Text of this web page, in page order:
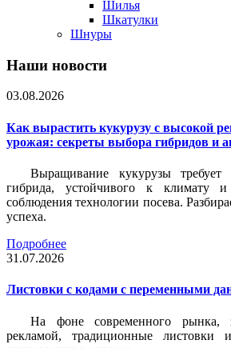
Шилья
Шкатулки
Шнуры
Наши новости
03.08.2026
Как вырастить кукурузу с высокой
урожая: секреты выбора гибридов и
Выращивание кукурузы требует
гибрида, устойчивого к климату
соблюдения технологии посева.
успеха.
Подробнее
31.07.2026
Листовки c кодами с переменными
На фоне современного рынка,
рекламой, традиционные листовки